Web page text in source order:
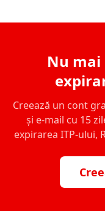
Nu
Creează un cont
și e-mail cu 15
expirarea ITP-ului,